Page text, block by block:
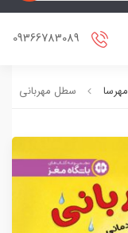
مهرسا سطل مهربانی